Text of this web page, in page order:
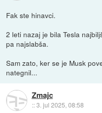
Fak ste hinavci.
2 leti nazaj je bila Tesla
pa najslabša.
Sam zato, ker se je Musk
nategnil...
Zmajc
::3. jul 2025, 08:58